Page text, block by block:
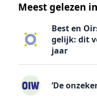
Meest gelezen
Best en
gelijk: dit
jaar
’De